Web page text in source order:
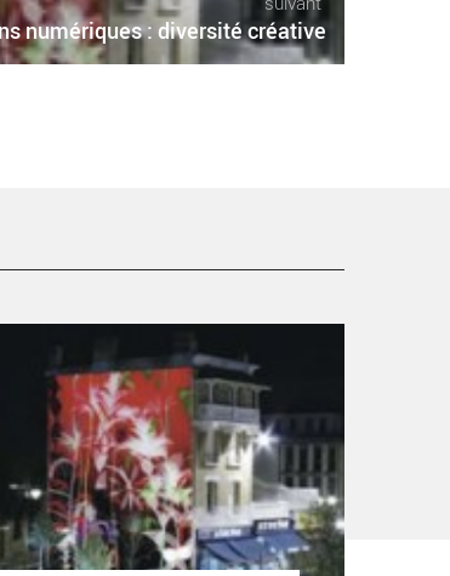
numériques : diversité créative